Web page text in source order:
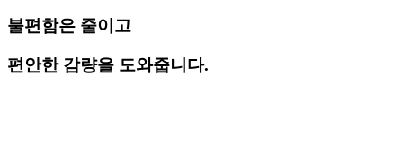
불편함은 줄이고
편안한 감량을 도와줍니다.